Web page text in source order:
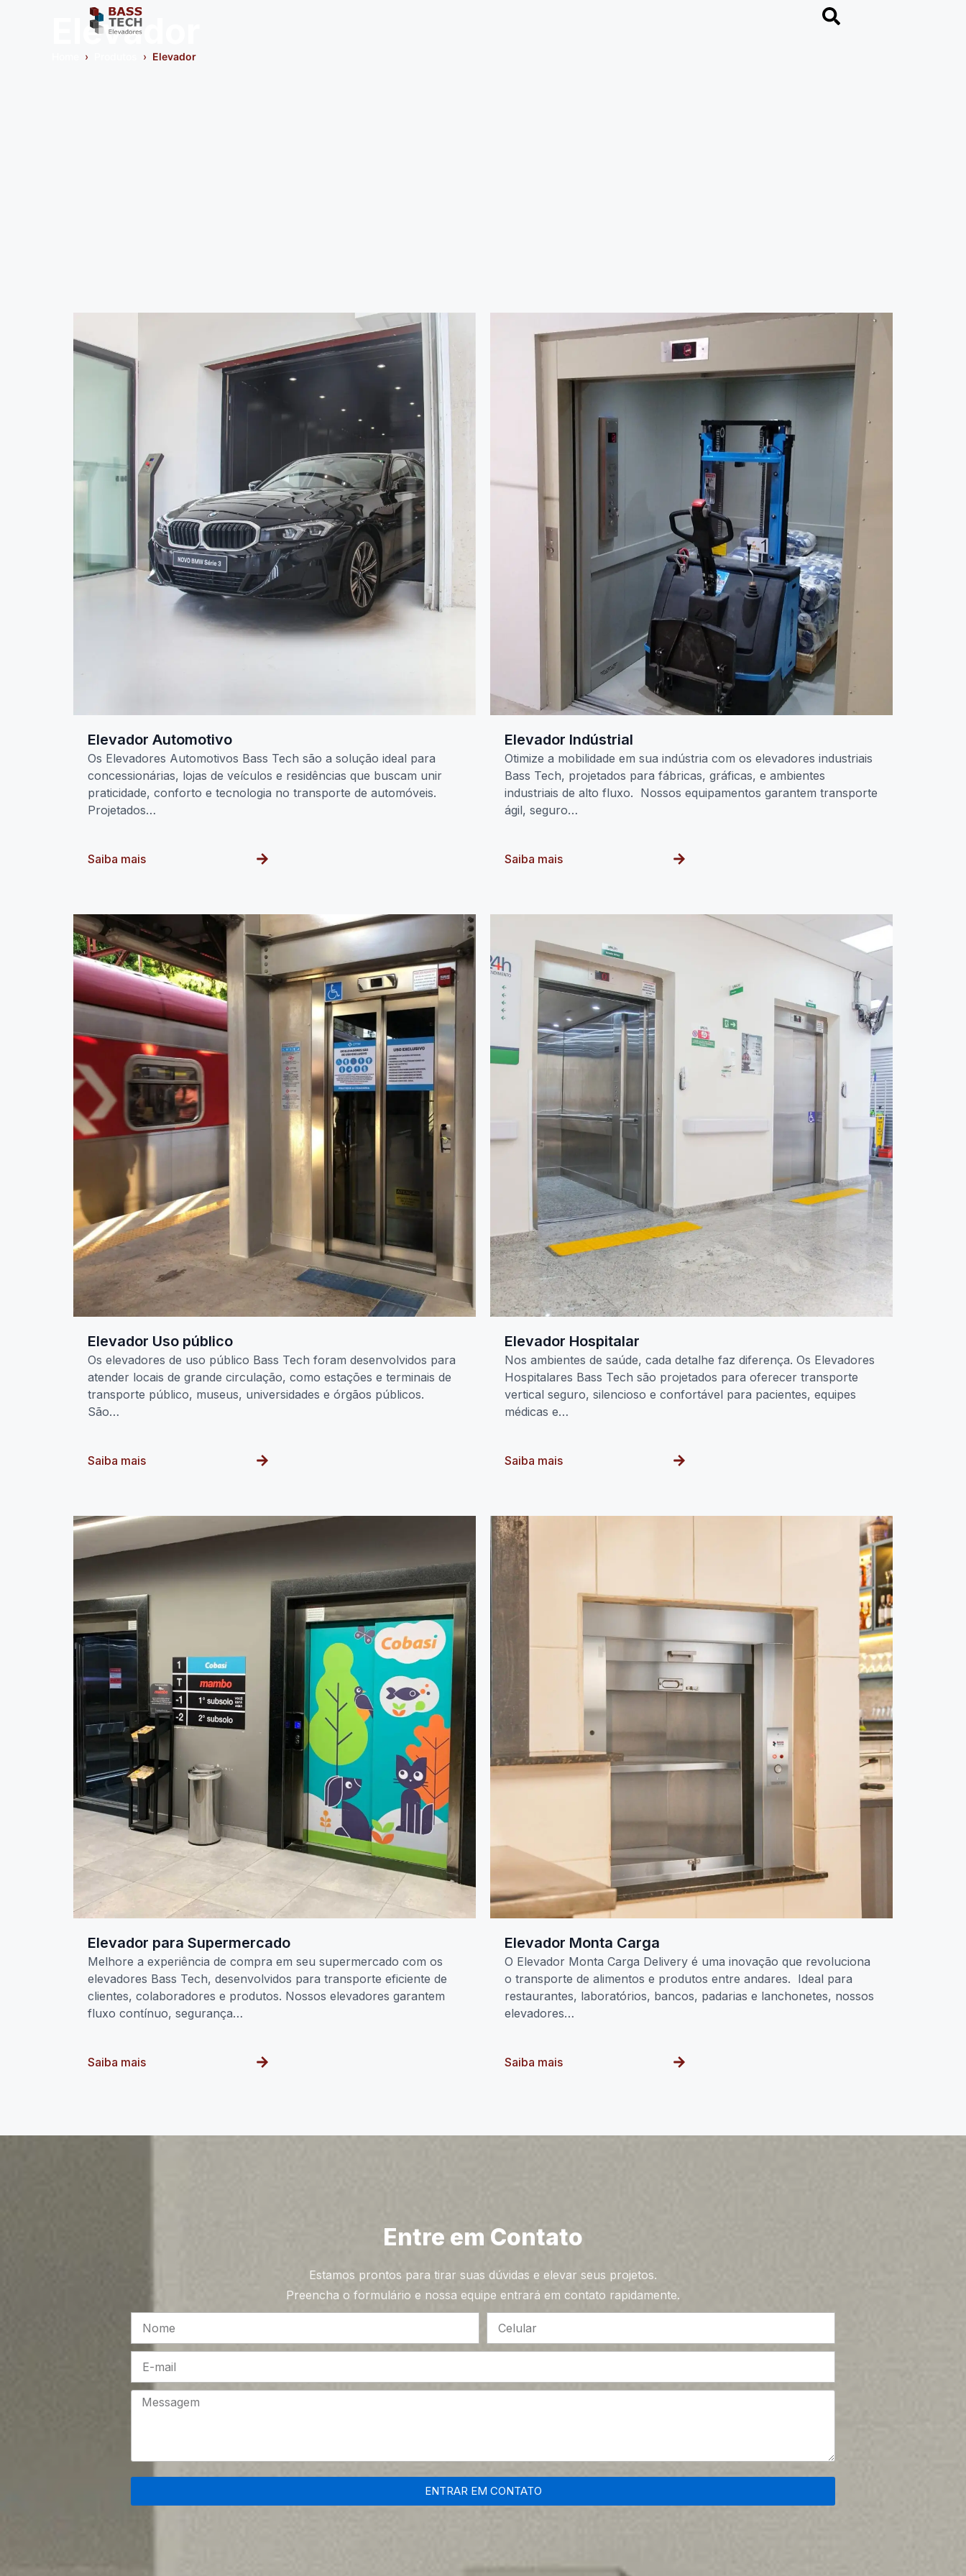
Elevador
› › Elevador
Elevador Automotivo
Os Elevadores Automotivos Bass Tech são a solução ideal para
concessionárias, lojas de veículos e residências que buscam unir
praticidade, conforto e tecnologia no transporte de automóveis.
Projetados…
Saiba mais
Elevador Indústrial
Otimize a mobilidade em sua indústria com os elevadores industriais
Bass Tech, projetados para fábricas, gráficas, e ambientes
industriais de alto fluxo. Nossos equipamentos garantem transporte
ágil, seguro…
Saiba mais
Elevador Uso público
Os elevadores de uso público Bass Tech foram desenvolvidos para
atender locais de grande circulação, como estações e terminais de
transporte público, museus, universidades e órgãos públicos.
São…
Saiba mais
Elevador Hospitalar
Nos ambientes de saúde, cada detalhe faz diferença. Os Elevadores
Hospitalares Bass Tech são projetados para oferecer transporte
vertical seguro, silencioso e confortável para pacientes, equipes
médicas e…
Saiba mais
Elevador para Supermercado
Melhore a experiência de compra em seu supermercado com os
elevadores Bass Tech, desenvolvidos para transporte eficiente de
clientes, colaboradores e produtos. Nossos elevadores garantem
fluxo contínuo, segurança…
Saiba mais
Elevador Monta Carga
O Elevador Monta Carga Delivery é uma inovação que revoluciona
o transporte de alimentos e produtos entre andares. Ideal para
restaurantes, laboratórios, bancos, padarias e lanchonetes, nossos
elevadores…
Saiba mais
Entre em Contato
Estamos prontos para tirar suas dúvidas e elevar seus projetos.
Preencha o formulário e nossa equipe entrará em contato rapidamente.
ENTRAR EM CONTATO